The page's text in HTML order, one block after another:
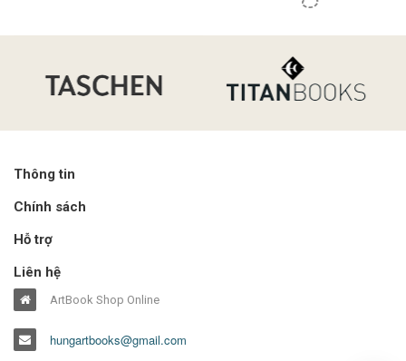
Thông tin
Chính sách
Hỗ trợ
Liên hệ
ArtBook Shop Online
hungartbooks@gmail.com